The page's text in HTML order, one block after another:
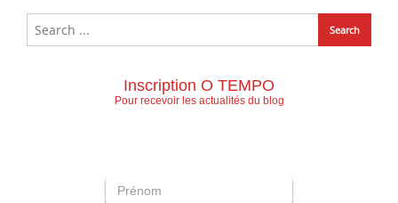
Inscription O TEMPO
Pour recevoir les actualités du blog